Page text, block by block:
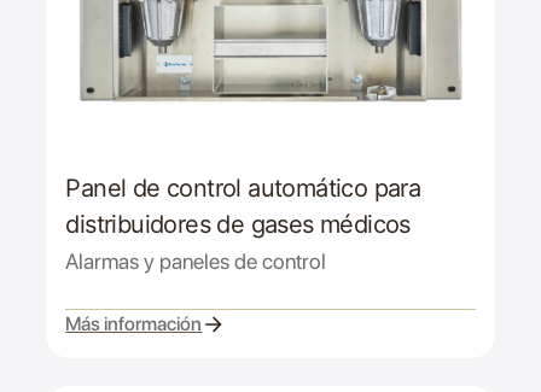
Panel de control automático para
distribuidores de gases médicos
Alarmas y paneles de control
Más información